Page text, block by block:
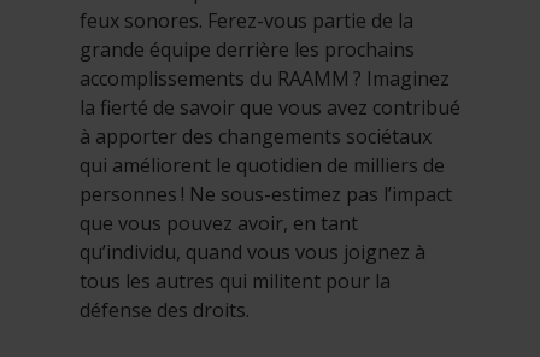
feux sonores. Ferez-vous partie de la
grande équipe derrière les prochains
accomplissements du RAAMM ? Imaginez
la fierté de savoir que vous avez contribué
à apporter des changements sociétaux
qui améliorent le quotidien de milliers de
personnes ! Ne sous-estimez pas l’impact
que vous pouvez avoir, en tant
qu’individu, quand vous vous joignez à
tous les autres qui militent pour la
défense des droits.